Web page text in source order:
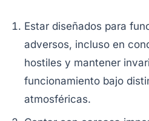
Estar diseñados para
adversos, incluso en
hostiles y mantener
funcionamiento bajo
atmosféricas.